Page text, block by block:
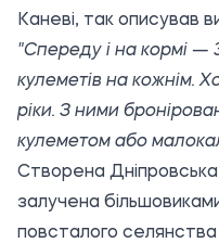
Каневі, так описував
"Спереду і на кормі —
кулеметів на кожнім.
ріки. З ними
кулеметом або
Створена
залучена
повсталого селянства